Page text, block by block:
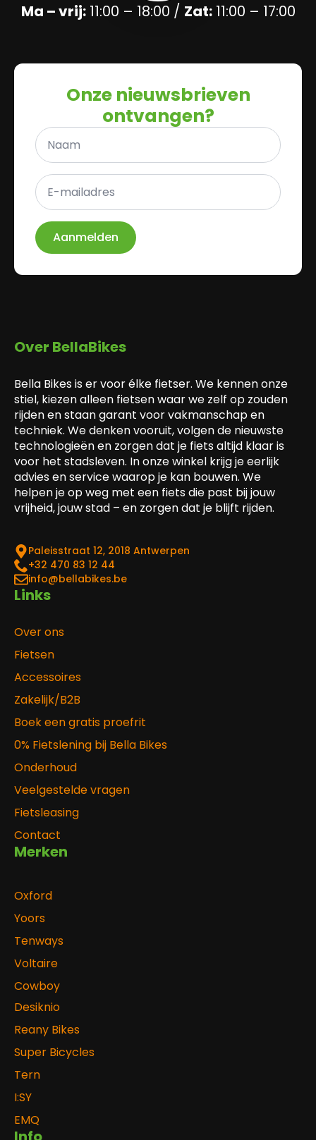
Ma – vrij:11:00 – 18:00 / Zat:11:00 – 17:00
Onze nieuwsbrieven
ontvangen?
Naam
E-
mailadres
*
Aanmelden
Over BellaBikes
Bella Bikes is er voor élke fietser. We kennen onze
stiel, kiezen alleen fietsen waar we zelf op zouden
rijden en staan garant voor vakmanschap en
techniek. We denken vooruit, volgen de nieuwste
technologieën en zorgen dat je fiets altijd klaar is
voor het stadsleven. In onze winkel krijg je eerlijk
advies en service waarop je kan bouwen. We
helpen je op weg met een fiets die past bij jouw
vrijheid, jouw stad – en zorgen dat je blijft rijden.
Paleisstraat 12, 2018 Antwerpen
‎+32 470 83 12 44
info@bellabikes.be
Links
Over ons
Fietsen
Accessoires
Zakelijk/B2B
Boek een gratis proefrit
0% Fietslening bij Bella Bikes
Onderhoud
Veelgestelde vragen
Fietsleasing
Contact
Merken
Oxford
Yoors
Tenways
Voltaire
Cowboy
Desiknio
Reany Bikes
Super Bicycles
Tern
I:SY
EMQ